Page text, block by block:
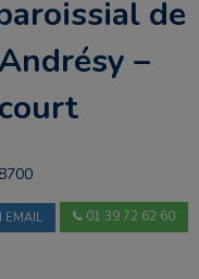
de
–
EMAIL 01 39 72 62 60